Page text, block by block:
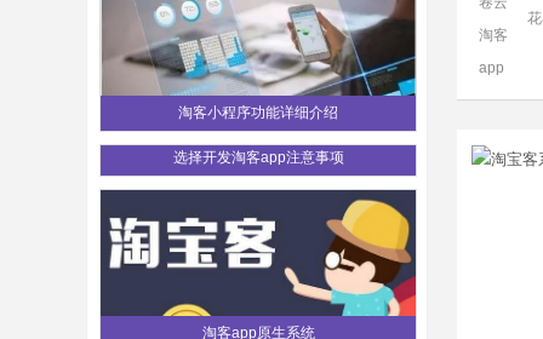
淘客小程序功能详细介绍
选择开发淘客app注意事项
淘客app原生系统